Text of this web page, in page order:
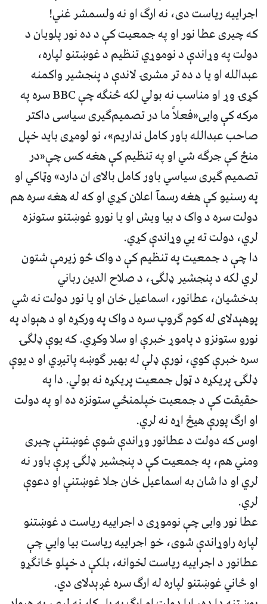
اجراییه ریاست دی، نه ارګ او نه ولسمشر غني!
که چیری عطا نور او په جمعیت کې د ده نور پلویان د
دولت په وړاندې د نوموړي تنظیم د غوښتنو لپاره،
عبدالله او یا د ده تر مشرۍ لاندې د پنجشیر واکمنه
کړۍ وړ او مناسب نه بولي لکه څنګه چې BBC سره په
مرکه کې وايی«فعلاً ما در تصمیم‌گیری سیاسی داکتر
صاحب عبدالله باور کامل نداریم»، نو لومړی باید خپل
منځ کې جرګه شي او په تنظیم کې هغه کس چې«در
تصمیم ګیری سیاسي باور کامل بالای ان دارد» وټاکي او
په رسنیو کې هغه رسمآ اعلان کړي او که له هغه سره هم
دولت سره د واک د بیا ویش او یا نورو غوښتنو ستونزه
لري، دولت ته يي وړاندې کړي.
دا چې د جمعیت په تنظیم کې د واک څو زیرمې شتون
لري لکه د پنجشیر ډلګۍ، د صلاح الدین رباني
بدخشیان، عطانور، اسماعیل خان او یا نور دولت نه شي
پوهېدلای له کوم ګروپ سره د واک په ورکړه او د هېواد په
نورو ستونزو د پاموړ خبرې او سلا وکړي. که یوې ډلګۍ
سره خبرې کوي، نورې ډلې له بهیر ګوښه پاتیږي او د یوې
ډلګۍ پریکړه د ټول جمعیت پریکړه نه بولي. دا په
حقیقت کې د جمعیت خپلمنځي ستونزه ده او په دولت
او ارګ پورې هیڅ اړه نه لري.
اوس که دولت د عطانور وړاندې شوې غوښتنې چیری
ومني هم، په جمعیت کې د پنجشیر ډلګۍ پرې باور نه
لري او دا شان به اسماعیل خان جلا غوښتنې او دعوې
لري.
عطا نور وايی چې نوموړی د اجراییه ریاست د غوښتنو
لپاره راوړاندې شوی، خو اجراییه ریاست بیا وايي چې
عطانور د اجراییه ریاست لخوانه، بلکې د خپلو ځانګړو
او ځاني غوښتنو لپاره له ارګ سره غږېدلای دي.